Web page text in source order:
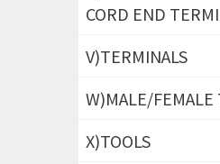
CORD END
V)TERMINALS
W)MALE/FEMALE
X)TOOLS